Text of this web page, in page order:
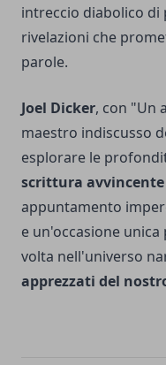
intreccio diabolico di
rivelazioni che
parole.
Joel Dicker, con "Un
maestro indiscusso
esplorare le
scrittura avvincente
appuntamento
e un'occasione
volta nell'universo
apprezzati del